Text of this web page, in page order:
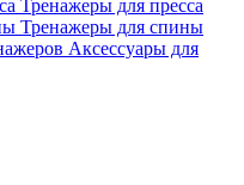
Тренажеры для пресса
Тренажеры для спины
Аксессуары для